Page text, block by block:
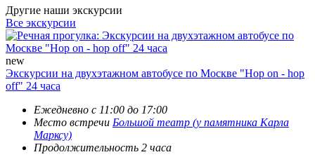
Другие наши экскурсии
Все экскурсии
new
Экскурсии на двухэтажном автобусе по Москве "Hop on - hop
off" 24 часа
Ежедневно с 11:00 до 17:00
Место встречи Большой театр (у памятника Карла
Марксу)
Продолжительность 2 часа